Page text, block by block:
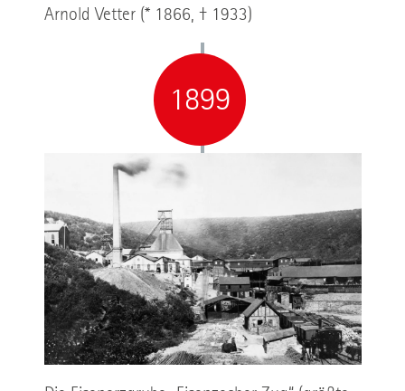
Arnold Vetter (* 1866, † 1933)
1899